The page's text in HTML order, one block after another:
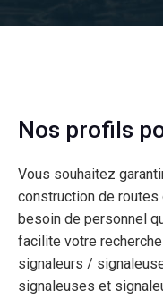
Nos profils
Vous souhaitez
construction de
besoin de personnel
facilite votre
signaleurs /
signaleuses et